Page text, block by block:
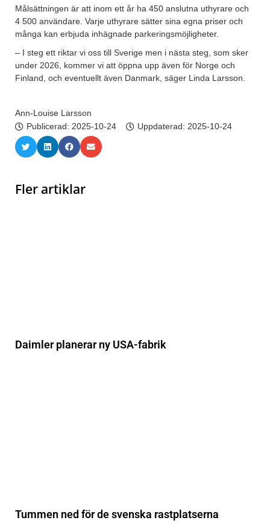
Målsättningen är att inom ett år ha 450 anslutna uthyrare och
4 500 användare. Varje uthyrare sätter sina egna priser och
många kan erbjuda inhägnade parkeringsmöjligheter.
– I steg ett riktar vi oss till Sverige men i nästa steg, som sker
under 2026, kommer vi att öppna upp även för Norge och
Finland, och eventuellt även Danmark, säger Linda Larsson.
Ann-Louise Larsson
Publicerad: 2025-10-24 Uppdaterad: 2025-10-24
Fler artiklar
Daimler planerar ny USA-fabrik
Tummen ned för de svenska rastplatserna